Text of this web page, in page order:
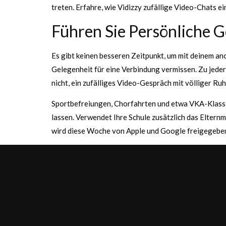
treten. Erfahre, wie Vidizzy zufällige Video-Chats
Führen Sie Persönliche
Es gibt keinen besseren Zeitpunkt, um mit deinem
Gelegenheit für eine Verbindung vermissen. Zu
nicht, ein zufälliges Video-Gespräch mit völliger
Sportbefreiungen, Chorfahrten und etwa VKA-
lassen. Verwendet Ihre Schule zusätzlich das
wird diese Woche von Apple und Google